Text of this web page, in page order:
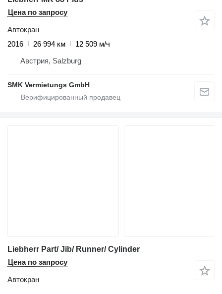
Цена по запросу
Автокран
2016
26 994 км
12 509 м/ч
Австрия, Salzburg
SMK Vermietungs GmbH
Liebherr Part/ Jib/ Runner/ Cylinder
Цена по запросу
Автокран